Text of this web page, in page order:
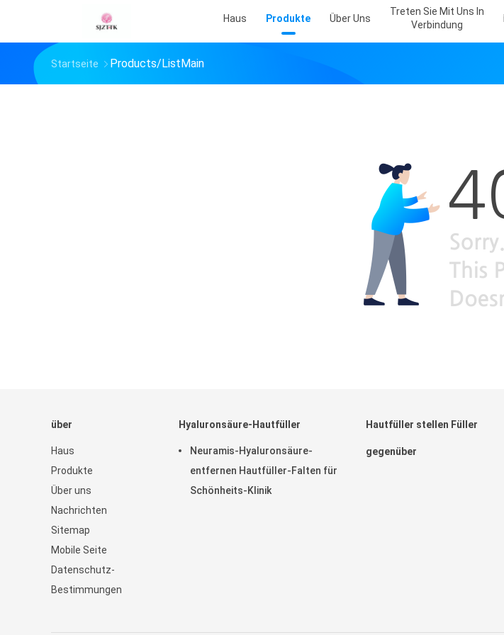
Haus Produkte Über Uns
Treten Sie Mit Uns In
Verbindung
Startseite Products/ListMain
über
Haus
Produkte
Über uns
Nachrichten
Sitemap
Mobile Seite
Datenschutz-
Bestimmungen
Hyaluronsäure-Hautfüller
Neuramis-Hyaluronsäure-
entfernen Hautfüller-Falten für
Schönheits-Klinik
Hautfüller stellen Füller
gegenüber